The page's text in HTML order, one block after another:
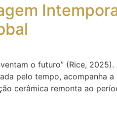
o futuro” (Rice, 2025).
pelo tempo, acompanha a
cerâmica remonta ao